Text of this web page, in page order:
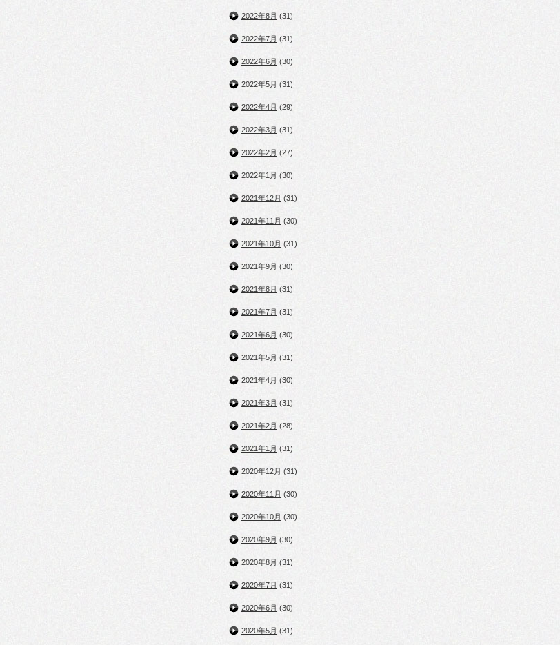
2022年8月 (31)
2022年7月 (31)
2022年6月 (30)
2022年5月 (31)
2022年4月 (29)
2022年3月 (31)
2022年2月 (27)
2022年1月 (30)
2021年12月 (31)
2021年11月 (30)
2021年10月 (31)
2021年9月 (30)
2021年8月 (31)
2021年7月 (31)
2021年6月 (30)
2021年5月 (31)
2021年4月 (30)
2021年3月 (31)
2021年2月 (28)
2021年1月 (31)
2020年12月 (31)
2020年11月 (30)
2020年10月 (30)
2020年9月 (30)
2020年8月 (31)
2020年7月 (31)
2020年6月 (30)
2020年5月 (31)